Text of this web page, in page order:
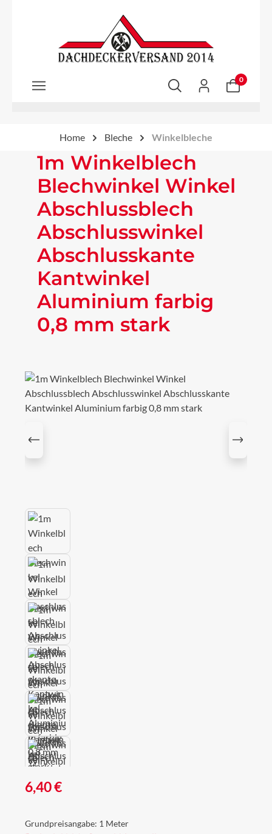
Zum Hauptinhalt springen
0
Home Bleche Winkelbleche
1m Winkelblech
Blechwinkel Winkel
Abschlussblech
Abschlusswinkel
Abschlusskante
Kantwinkel
Aluminium farbig
0,8 mm stark
Bildergalerie überspringen
Regulärer Preis:
6,40 €
Grundpreisangabe: 1 Meter